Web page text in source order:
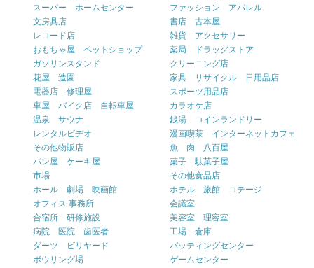
スーパー ホームセンター
ファッション アパレル
文房具店
書店 古本屋
レコード店
雑貨 アクセサリー
おもちゃ屋 ペットショップ
薬局 ドラッグストア
ガソリンスタンド
クリーニング店
花屋 造園
家具 リサイクル 日用品店
電器店 修理屋
スポーツ用品店
車屋 バイク店 自転車屋
カラオケ店
温泉 サウナ
銭湯 コインランドリー
レンタルビデオ
漫画喫茶 インターネットカフェ
その他物販店
魚 肉 八百屋
パン屋 ケーキ屋
菓子 駄菓子屋
市場
その他食品店
ホール 劇場 映画館
ホテル 旅館 コテージ
オフィス 事務所
会議室
合宿所 研修施設
美容室 理容室
病院 医院 歯医者
工場 倉庫
ダーツ ビリヤード
バッティングセンター
ボウリング場
ゲームセンター